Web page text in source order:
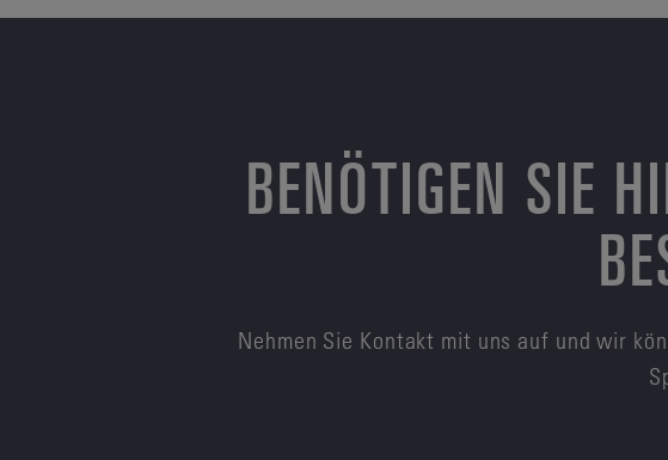
BENÖTIGEN SIE
Nehmen Sie Kontakt mit uns auf und wir